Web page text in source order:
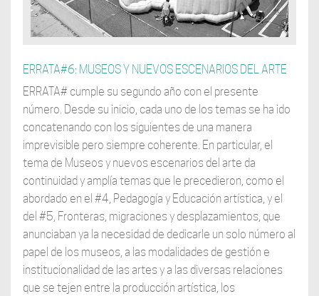
ERRATA#6: MUSEOS Y NUEVOS ESCENARIOS DEL ARTE
ERRATA# cumple su segundo año con el presente
número. Desde su inicio, cada uno de los temas se ha ido
concatenando con los siguientes de una manera
imprevisible pero siempre coherente. En particular, el
tema de Museos y nuevos escenarios del arte da
continuidad y amplía temas que le precedieron, como el
abordado en el #4, Pedagogía y Educación artística, y el
del #5, Fronteras, migraciones y desplazamientos, que
anunciaban ya la necesidad de dedicarle un solo número al
papel de los museos, a las modalidades de gestión e
institucionalidad de las artes y a las diversas relaciones
que se tejen entre la producción artística, los